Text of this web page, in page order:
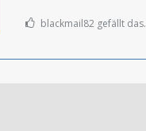
blackmail82 gefällt das.